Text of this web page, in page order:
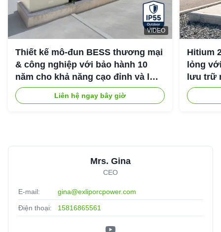
VIDEO
Thiết kế mô-đun BESS thương mại
& công nghiệp với bảo hành 10
năm cho khả năng cạo đỉnh và lưu
trữ năng lượng công nghiệp
Liên hệ ngay bây giờ
Hitium
lỏng
lưu trữ
Mrs. Gina
CEO
E-mail: gina@exliporcpower.com
Điện thoại: 15816865561